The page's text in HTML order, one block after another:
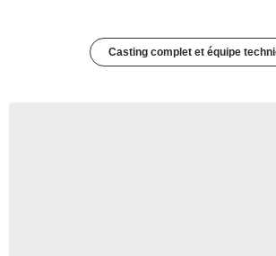
Casting complet et équipe